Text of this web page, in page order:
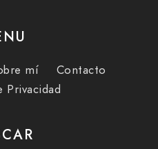
mí
Contacto
Privacidad